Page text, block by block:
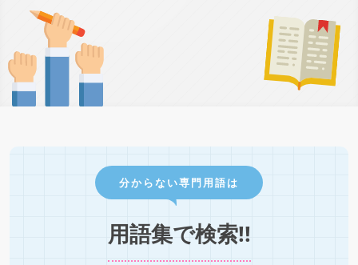
分からない専門用語は
用語集で検索!!